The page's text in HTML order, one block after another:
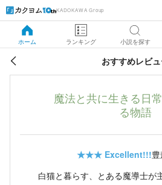
KADOKAWA Group
ホーム ランキング 小説を探す
おすすめレビ
魔法と共に生きる日
る物語
★★★ Excellent!!!
白猫と暮らす、とある魔導士が